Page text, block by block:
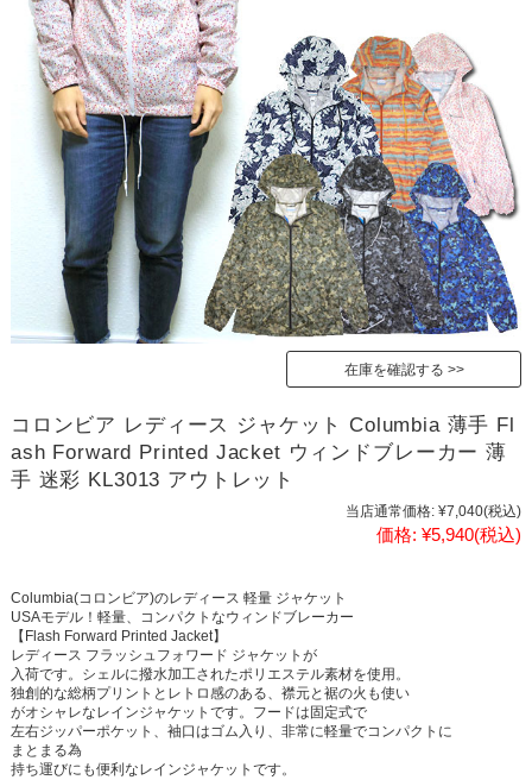
在庫を確認する
コロンビア レディース ジャケット Columbia 薄手 Fl
ash Forward Printed Jacket ウィンドブレーカー 薄
手 迷彩 KL3013 アウトレット
当店通常価格: ¥7,040(税込)
価格: ¥5,940(税込)
Columbia(コロンビア)のレディース 軽量 ジャケット
USAモデル！軽量、コンパクトなウィンドブレーカー
【Flash Forward Printed Jacket】
レディース フラッシュフォワード ジャケットが
入荷です。シェルに撥水加工されたポリエステル素材を使用。
独創的な総柄プリントとレトロ感のある、襟元と裾の火も使い
がオシャレなレインジャケットです。フードは固定式で
左右ジッパーポケット、袖口はゴム入り、非常に軽量でコンパクトに
まとまる為
持ち運びにも便利なレインジャケットです。